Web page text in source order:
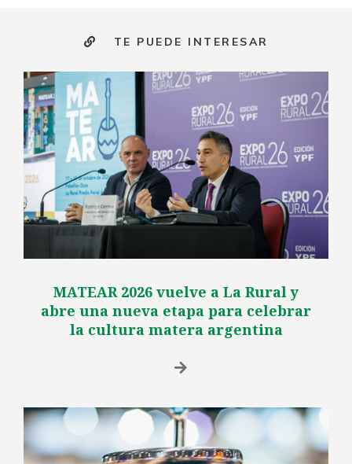
TE PUEDE INTERESAR
MATEAR 2026 vuelve a La Rural y
abre una nueva etapa para celebrar
la cultura matera argentina